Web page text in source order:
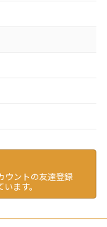
ウントの友達登録
ます。